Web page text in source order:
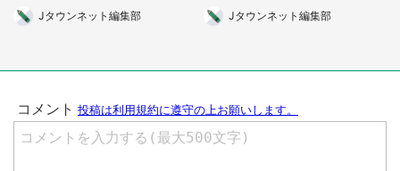
都道府選択
ん」 Jタウンネット編集部 Jタウンネット編集部